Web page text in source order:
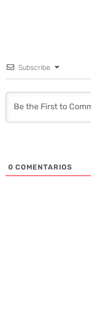
Subscribe
0 COMENTARIOS